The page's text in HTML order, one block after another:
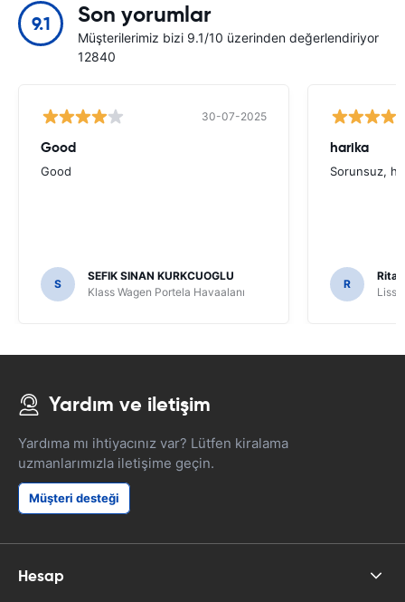
9.1 Son yorumlar
Müşterilerimiz bizi 9.1/10 üzerinden değerlendiriyor
12840
30-07-2025
Good
Good
S
SEFIK SINAN KURKCUOGLU
Klass Wagen Portela Havaalanı
harika
Sorunsuz,
R
Rita
Yardım ve iletişim
Yardıma mı ihtiyacınız var? Lütfen kiralama
uzmanlarımızla iletişime geçin.
Müşteri desteği
Hesap